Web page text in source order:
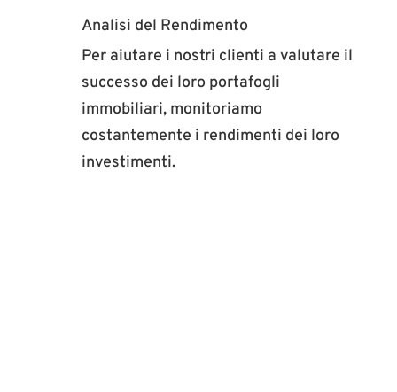
Analisi del Rendimento
Per aiutare i nostri clienti a valutare il
successo dei loro portafogli
immobiliari, monitoriamo
costantemente i rendimenti dei loro
investimenti.